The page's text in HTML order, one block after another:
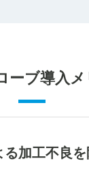
ーブ導入メ
る加工不良